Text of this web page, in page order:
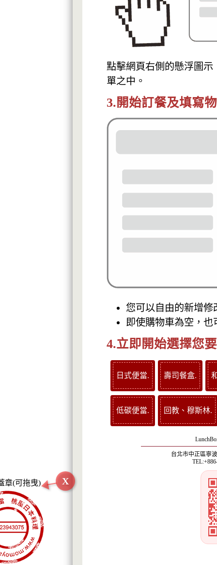
點擊網頁右側的懸浮圖
單之中。
3.開始訂餐及填寫
您可以自由的新增修
即使購物車為空，
4.立即開始選擇您
日式便當. 壽司餐盒.
低碳便當. 回教、穆斯林.
台北市中正區寧
X